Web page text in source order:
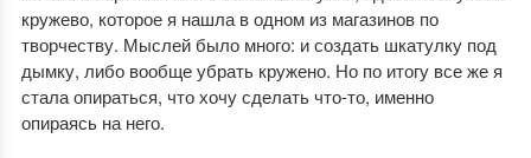
кружево, которое я нашла в одном из магазинов по
творчеству. Мыслей было много: и создать шкатулку под
дымку, либо вообще убрать кружено. Но по итогу все же я
стала опираться, что хочу сделать что-то, именно
опираясь на него.